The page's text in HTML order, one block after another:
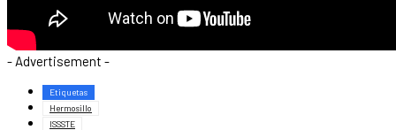
- Advertisement -
Etiquetas
Hermosillo
ISSSTE